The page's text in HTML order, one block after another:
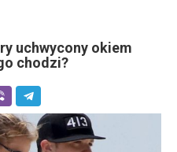
uchwycony okiem
chodzi?